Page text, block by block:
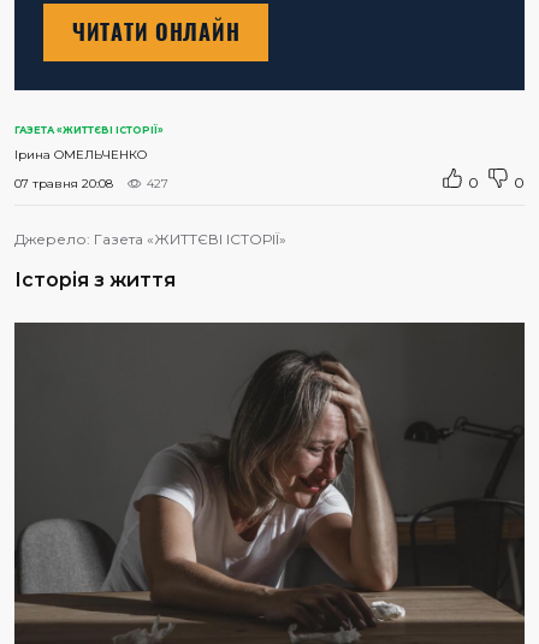
ЧИТАТИ ОНЛАЙН
ГАЗЕТА «ЖИТТЄВІ ІСТОРІЇ»
Ірина ОМЕЛЬЧЕНКО
07 травня 20:08
427 0 0
Джерело: Газета «ЖИТТЄВІ ІСТОРІЇ»
Історія з життя